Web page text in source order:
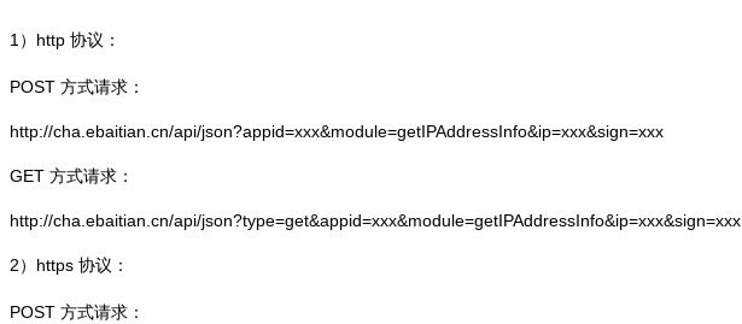
1） http 协议：
POST 方式请求：
http://cha.ebaitian.cn/api/json?appid=xxx&module=getIPAddressInfo&ip=xxx&sign=xxx
GET 方式请求：
http://cha.ebaitian.cn/api/json?type=get&appid=xxx&module=getIPAddressInfo&ip=xxx&sign=xxx
2） https 协议：
POST 方式请求：